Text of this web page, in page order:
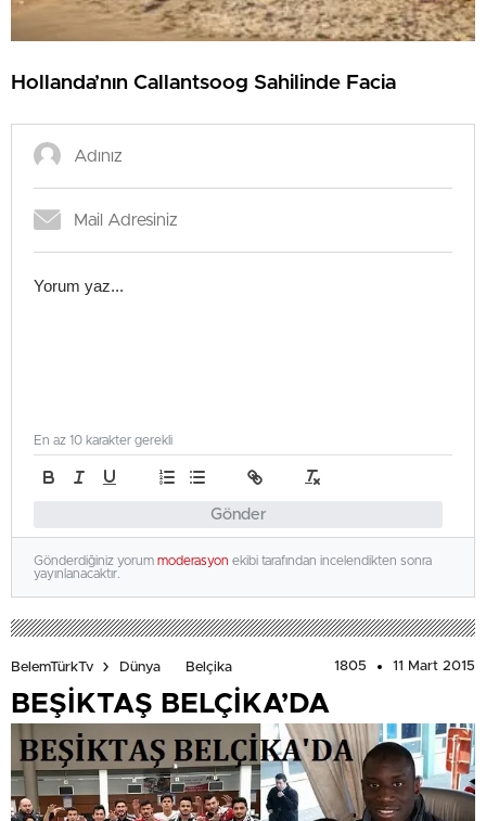
Hollanda’nın Callantsoog Sahilinde Facia
Gönder
En az 10 karakter gerekli
Gönderdiğiniz yorum moderasyon ekibi tarafından incelendikten sonra
yayınlanacaktır.
BelemTürkTv Dünya Belçika 1805 11 Mart 2015
BEŞİKTAŞ BELÇİKA’DA